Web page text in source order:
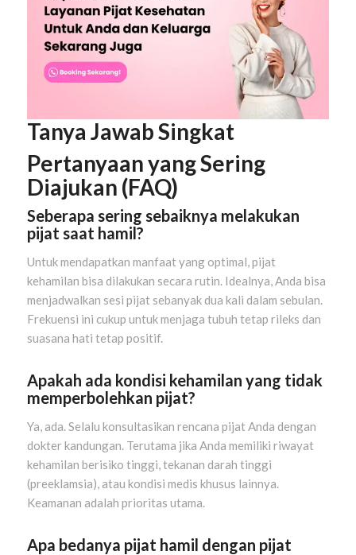
Tanya Jawab Singkat
Pertanyaan yang Sering
Diajukan (FAQ)
Seberapa sering sebaiknya melakukan
pijat saat hamil?
Untuk mendapatkan manfaat yang optimal, pijat
kehamilan bisa dilakukan secara rutin. Idealnya, Anda bisa
menjadwalkan sesi pijat sebanyak dua kali dalam sebulan.
Frekuensi ini cukup untuk menjaga tubuh tetap rileks dan
suasana hati tetap positif.
Apakah ada kondisi kehamilan yang tidak
memperbolehkan pijat?
Ya, ada. Selalu konsultasikan rencana pijat Anda dengan
dokter kandungan. Terutama jika Anda memiliki riwayat
kehamilan berisiko tinggi, tekanan darah tinggi
(preeklamsia), atau kondisi medis khusus lainnya.
Keamanan adalah prioritas utama.
Apa bedanya pijat hamil dengan pijat